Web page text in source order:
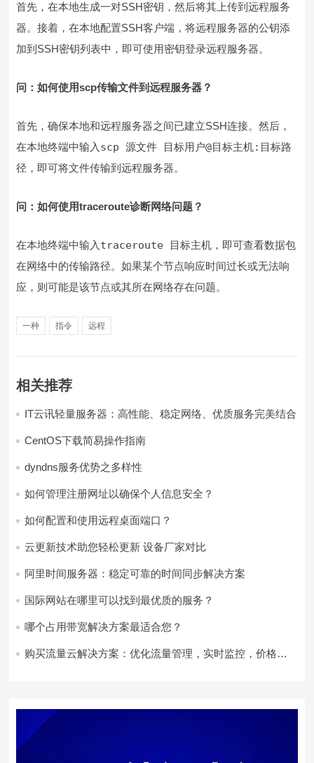
首先，在本地生成一对SSH密钥，然后将其上传到远程服务
器。接着，在本地配置SSH客户端，将远程服务器的公钥添
加到SSH密钥列表中，即可使用密钥登录远程服务器。
问：如何使用scp传输文件到远程服务器？
首先，确保本地和远程服务器之间已建立SSH连接。然后，
在本地终端中输入 scp 源文件 目标用户@目标主机:目标路
径 ，即可将文件传输到远程服务器。
问：如何使用traceroute诊断网络问题？
在本地终端中输入 traceroute 目标主机 ，即可查看数据包
在网络中的传输路径。如果某个节点响应时间过长或无法响
应，则可能是该节点或其所在网络存在问题。
一种 指令 远程
相关推荐
IT云讯轻量服务器：高性能、稳定网络、优质服务完美结合
CentOS下载简易操作指南
dyndns服务优势之多样性
如何管理注册网址以确保个人信息安全？
如何配置和使用远程桌面端口？
云更新技术助您轻松更新 设备厂家对比
阿里时间服务器：稳定可靠的时间同步解决方案
国际网站在哪里可以找到最优质的服务？
哪个占用带宽解决方案最适合您？
购买流量云解决方案：优化流量管理，实时监控，价格实